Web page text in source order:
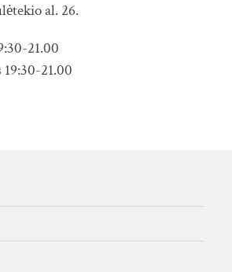
al. 26.
21.00
21.00